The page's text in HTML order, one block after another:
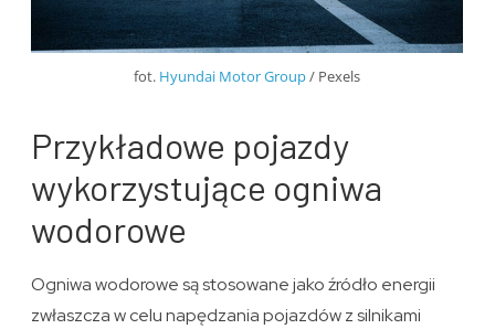
fot. Hyundai Motor Group/ Pexels
Przykładowe pojazdy
wykorzystujące ogniwa
wodorowe
Ogniwa wodorowe są stosowane jako źródło energii
zwłaszcza w celu napędzania pojazdów z silnikami